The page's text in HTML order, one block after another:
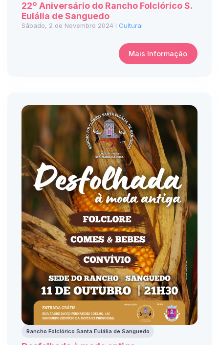
22º Aniversário do Rancho Folclórico S.
Eulália de Sanguedo
Sábado, 2 de Novembro 2024 I Cultural
Mais Informação
Rancho Folclórico Santa Eulália de Sanguedo